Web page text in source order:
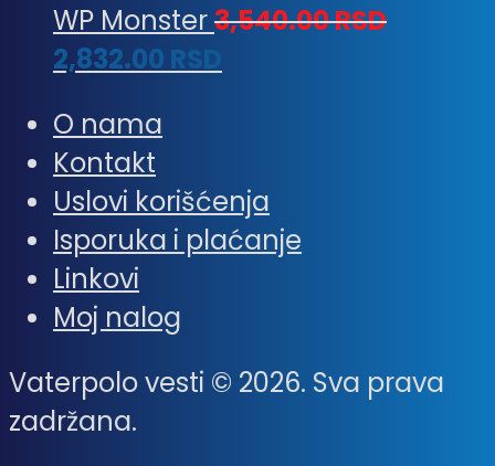
WP Monster3,540.00RSD
2,832.00 RSD
O nama
Kontakt
Uslovi korišćenja
Isporuka i plaćanje
Linkovi
Moj nalog
Vaterpolo vesti © 2026. Sva prava
zadržana.